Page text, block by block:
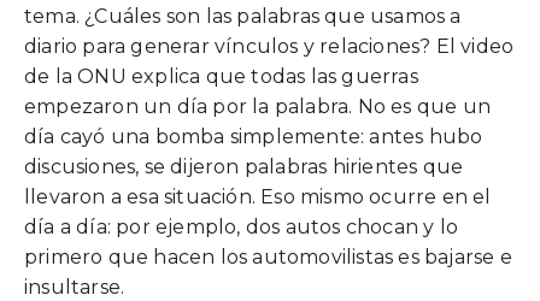
tema. ¿Cuáles son las palabras que usamos a
diario para generar vínculos y relaciones? El video
de la ONU explica que todas las guerras
empezaron un día por la palabra. No es que un
día cayó una bomba simplemente: antes hubo
discusiones, se dijeron palabras hirientes que
llevaron a esa situación. Eso mismo ocurre en el
día a día: por ejemplo, dos autos chocan y lo
primero que hacen los automovilistas es bajarse e
insultarse.